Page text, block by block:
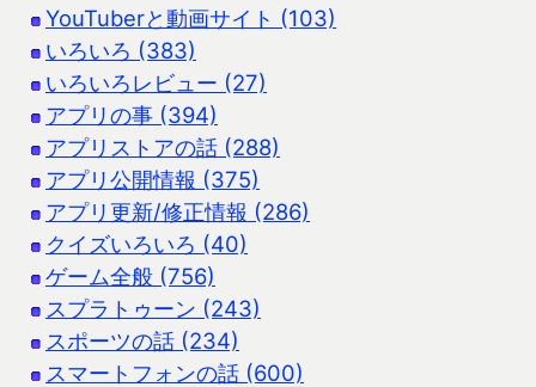
YouTuberと動画サイト (103)
いろいろ (383)
いろいろレビュー (27)
アプリの事 (394)
アプリストアの話 (288)
アプリ公開情報 (375)
アプリ更新/修正情報 (286)
クイズいろいろ (40)
ゲーム全般 (756)
スプラトゥーン (243)
スポーツの話 (234)
スマートフォンの話 (600)